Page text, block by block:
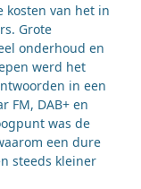
kosten van het in
Grote
onderhoud en
werd het
in een
FM, DAB+ en
was de
een dure
steeds kleiner